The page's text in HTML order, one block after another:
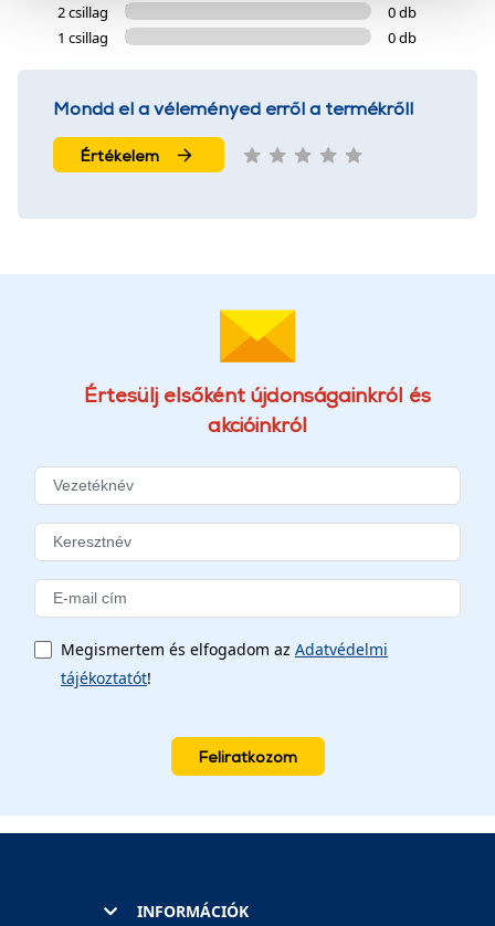
szolgáltatásaink biztosításához szükségesek. Az oldal
használatával Ön elfogadja a cookie-k használatát.
További információk:ÁSZFésAdatvédelem
2 csillag
0 db
1 csillag
0 db
Mondd el a véleményed erről a termékről!
Értékelem
Értesülj elsőként újdonságainkról és
akcióinkról
Megismertem és elfogadom az Adatvédelmi
tájékoztatót!
Feliratkozom
INFORMÁCIÓK